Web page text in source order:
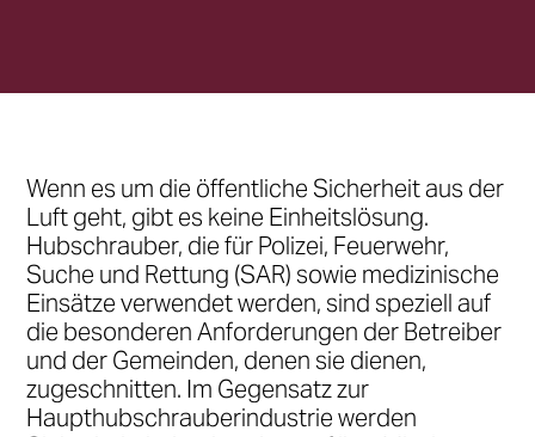
•H2
•H3
Wenn es um die öffentliche Sicherheit aus der
Luft geht, gibt es keine Einheitslösung.
Hubschrauber, die für Polizei, Feuerwehr,
Suche und Rettung (SAR) sowie medizinische
Einsätze verwendet werden, sind speziell auf
die besonderen Anforderungen der Betreiber
und der Gemeinden, denen sie dienen,
zugeschnitten. Im Gegensatz zur
Haupthubschrauberindustrie werden